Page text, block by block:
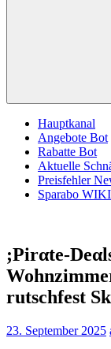
Hauptkanal
Angebote Bot
Rabatte Bot
Aktuelle
Preisfehler
Sparabo WIKI
;Pirαtе-
rutschfest
23. September 2025